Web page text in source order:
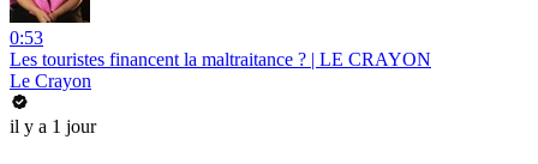
0:53
Les touristes financent la maltraitance ? | LE CRAYON
Le Crayon
il y a 1 jour